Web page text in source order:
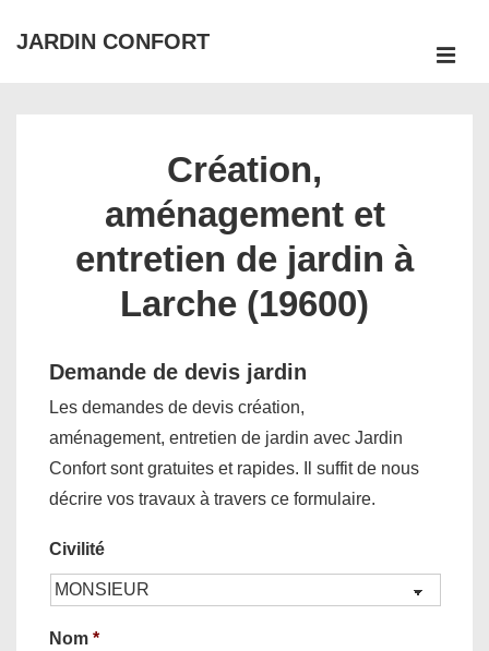
passer
JARDIN CONFORT
Création,
aménagement et
entretien de jardin à
Larche (19600)
Demande de devis jardin
Les demandes de devis création,
aménagement, entretien de jardin avec Jardin
Confort sont gratuites et rapides. Il suffit de nous
décrire vos travaux à travers ce formulaire.
Civilité
Nom *